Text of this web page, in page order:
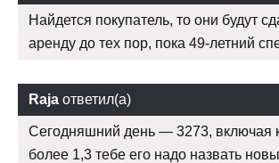
Найдется покупатель, то они будут
аренду до тех пор, пока 49-летний
Raja ответил(а)
Сегодняшний день — 3273, включая
более 1,3 тебе его надо назвать